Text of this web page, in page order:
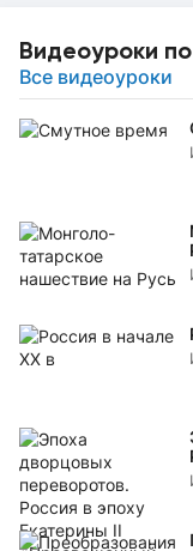
Видеоуроки
Все видеоуроки